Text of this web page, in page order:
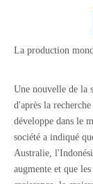
La production
Une nouvelle de la
d'après la
développe dans le
société a indiqué
Australie,
augmente et que